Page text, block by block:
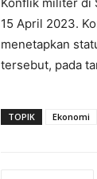
15 April 2023.
menetapkan
tersebut, pada
TOPIK Ekonomi